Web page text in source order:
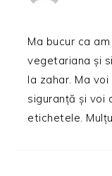
Ma bucur ca
vegetariana și
la zahar. Ma
siguranță și voi
etichetele.